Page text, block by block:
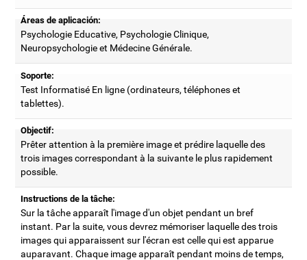
Áreas de aplicación:
Psychologie Educative, Psychologie Clinique,
Neuropsychologie et Médecine Générale.
Soporte:
Test Informatisé En ligne (ordinateurs, téléphones et
tablettes).
Objectif:
Prêter attention à la première image et prédire laquelle des
trois images correspondant à la suivante le plus rapidement
possible.
Instructions de la tâche:
Sur la tâche apparaît l'image d'un objet pendant un bref
instant. Par la suite, vous devrez mémoriser laquelle des trois
images qui apparaissent sur l'écran est celle qui est apparue
auparavant. Chaque image apparaît pendant moins de temps,